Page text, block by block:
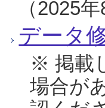
（2025
データ
※ 掲載
場合が